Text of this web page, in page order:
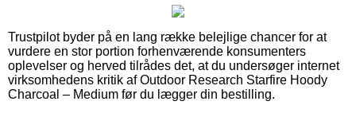
Trustpilot byder på en lang række belejlige chancer for at
vurdere en stor portion forhenværende konsumenters
oplevelser og herved tilrådes det, at du undersøger internet
virksomhedens kritik af Outdoor Research Starfire Hoody
Charcoal – Medium før du lægger din bestilling.